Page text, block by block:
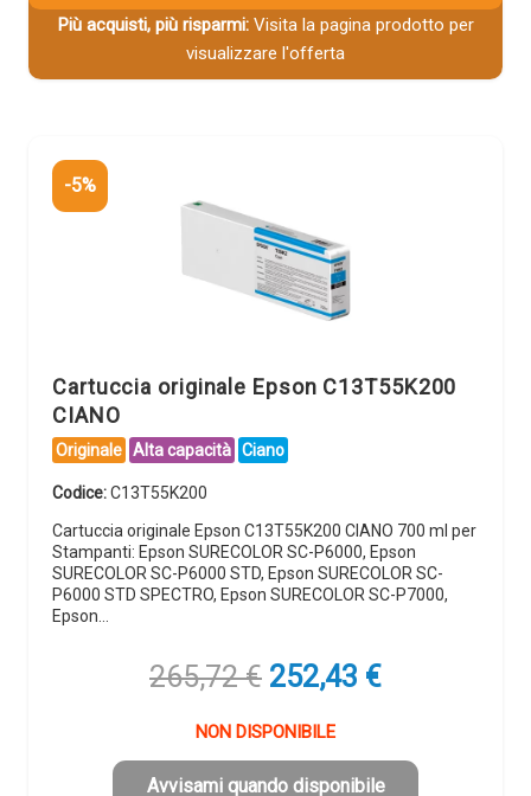
Più acquisti, più risparmi:Visita la pagina prodotto per
visualizzare l'offerta
-5%
Cartuccia originale Epson C13T55K200
CIANO
Originale Alta capacità Ciano
Codice:C13T55K200
Cartuccia originale Epson C13T55K200 CIANO 700 ml per
Stampanti: Epson SURECOLOR SC-P6000, Epson
SURECOLOR SC-P6000 STD, Epson SURECOLOR SC-
P6000 STD SPECTRO, Epson SURECOLOR SC-P7000,
Epson…
265,72€ Il
originale
era:
252,43 €Il
è:
NON DISPONIBILE
Avvisami quando disponibile